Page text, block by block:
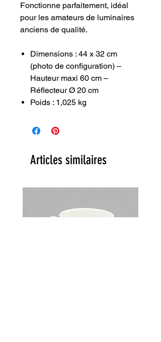
Fonctionne parfaitement, idéal
pour les amateurs de luminaires
anciens de qualité.
Dimensions : 44 x 32 cm
(photo de configuration) –
Hauteur maxi 60 cm –
Réflecteur Ø 20 cm
Poids : 1,025 kg
Articles similaires